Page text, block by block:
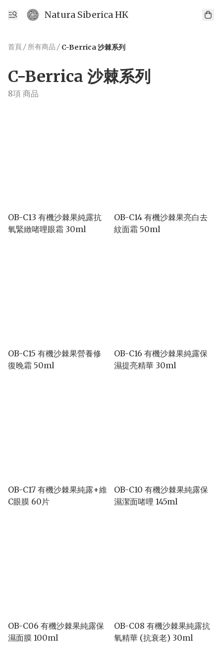
Natura Siberica HK
首頁/ 所有商品 / C-Berrica 沙棘系列
C-Berrica 沙棘系列
8項 商品
OB-C13 有機沙棘果純露抗
氧緊緻啫哩眼霜 30ml
OB-C14 有機沙棘果亮白去
紋面霜 50ml
OB-C15 有機沙棘果營養修
復晚霜 50ml
OB-C16 有機沙棘果純露保
濕提亮精華 30ml
OB-C17 有機沙棘果純露+維
C眼膜 60片
OB-C10 有機沙棘果純露保
濕潔面啫哩 145ml
OB-C06 有機沙棘果純露保
濕面膜 100ml
OB-C08 有機沙棘果純露抗
氧精華 (抗衰老) 30ml